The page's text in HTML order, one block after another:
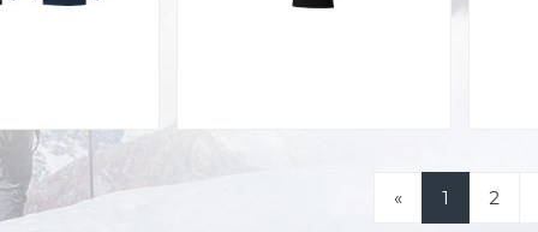
« 1 2